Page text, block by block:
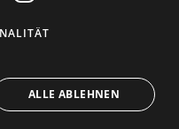
Oliver Wirth
ALLE ABLEHNEN